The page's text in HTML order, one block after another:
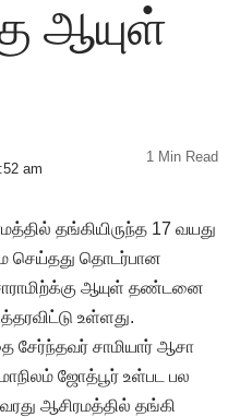
ஆயுள்
am
1 Min Read
தங்கியிருந்த 17 வயது
செய்தது தொடர்பான
ஆயுள் தண்டனை
உள்ளது.
சேர்ந்தவர் சாமியார் ஆசா
ஜோத்பூர் உள்பட பல
ஆசிரமத்தில் தங்கி